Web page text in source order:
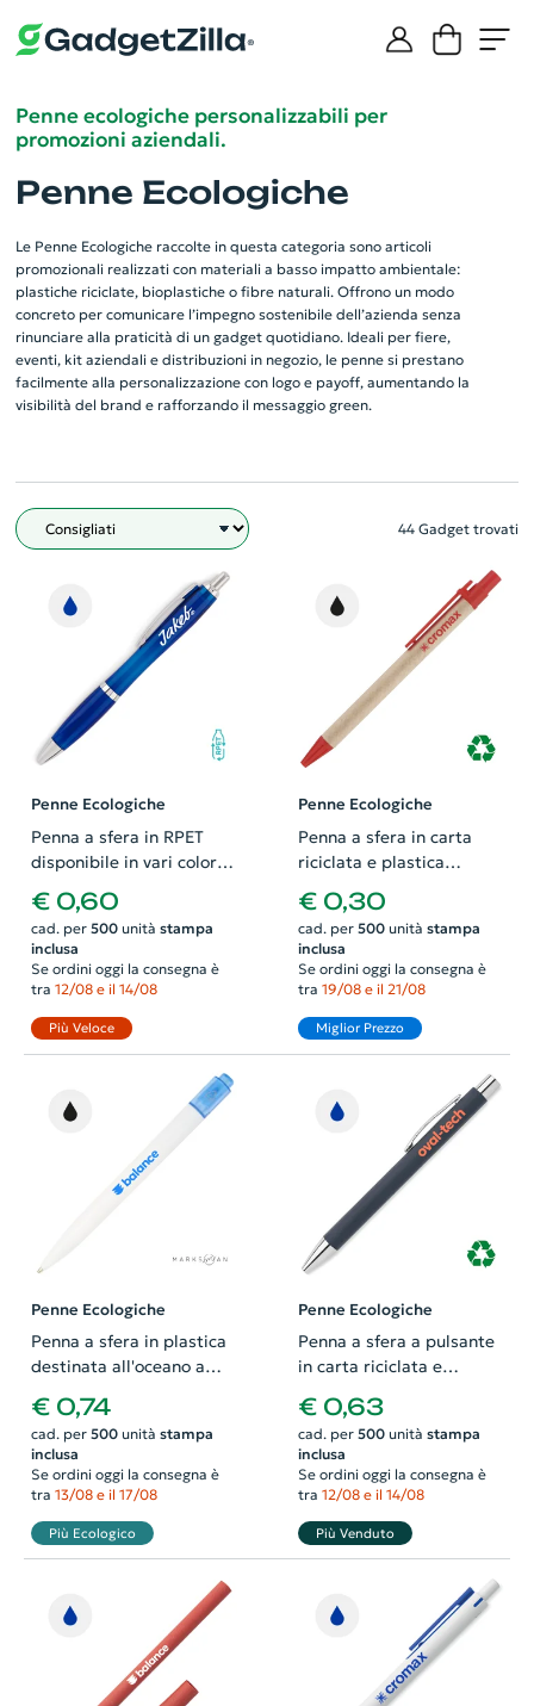
Penne ecologiche personalizzabili per
promozioni aziendali.
Penne Ecologiche
Le Penne Ecologiche raccolte in questa categoria sono articoli
promozionali realizzati con materiali a basso impatto ambientale:
plastiche riciclate, bioplastiche o fibre naturali. Offrono un modo
concreto per comunicare l’impegno sostenibile dell’azienda senza
rinunciare alla praticità di un gadget quotidiano. Ideali per fiere,
eventi, kit aziendali e distribuzioni in negozio, le penne si prestano
facilmente alla personalizzazione con logo e payoff, aumentando la
visibilità del brand e rafforzando il messaggio green.
Filtro 44 Gadget trovati
Penne Ecologiche
Penna a sfera in RPET
disponibile in vari colori
con meccanismo a scatto
e refill blu
€ 0,60
cad. per 500unità stampa
inclusa
Se ordini oggi la consegna è
tra 12/08 e il 14/08
Più Veloce
Penne Ecologiche
Penna a sfera in carta
riciclata e plastica
colorata con meccanismo
a scatto e refill nero
€ 0,30
cad. per 500unità stampa
inclusa
Se ordini oggi la consegna è
tra 19/08 e il 21/08
Miglior Prezzo
Penne Ecologiche
Penna a sfera in plastica
destinata all'oceano a
dettagli colorati e in refill
nero
€ 0,74
cad. per 500unità stampa
inclusa
Se ordini oggi la consegna è
tra 13/08 e il 17/08
Più Ecologico
Penne Ecologiche
Penna a sfera a pulsante
in carta riciclata e
refill blu
€ 0,63
cad. per 500unità stampa
inclusa
Se ordini oggi la consegna è
tra 12/08 e il 14/08
Più Venduto